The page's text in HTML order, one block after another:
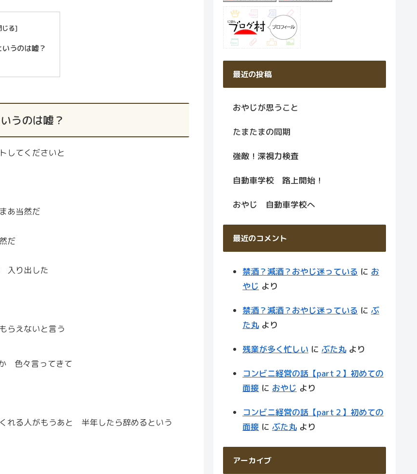
うのは嘘？
うのは嘘？
してくださいと
あ当然だ
だ
入り出した
えないと言う
色々言ってきて
る人がもうあと 半年したら辞めるという
最近の投稿
おやじが思うこと
たまたまの同期
強敵！深視力検査
自動車学校 路上開始！
おやじ 自動車学校へ
最近のコメント
禁酒？減酒？おやじ迷っている に お
やじ より
禁酒？減酒？おやじ迷っている に ぶ
た丸 より
残業が多く忙しい に ぶた丸 より
コンビニ経営の話【part２】初めての
面接 に おやじ より
コンビニ経営の話【part２】初めての
面接 に ぶた丸 より
アーカイブ